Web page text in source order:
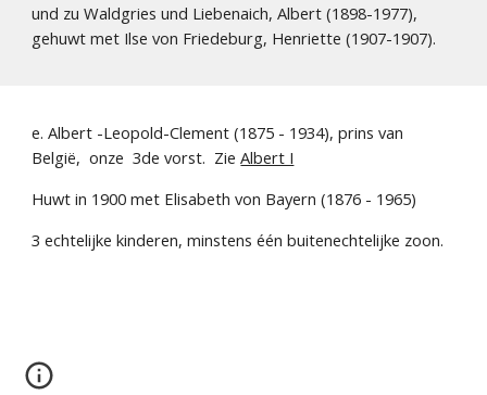
und zu Waldgries und Liebenaich, Albert (1898-1977),
gehuwt met Ilse von Friedeburg, Henriette (1907-1907).
e. Albert -Leopold-Clement (1875 - 1934), prins van
België,  onze  3de vorst.  Zie Albert I
Huwt in 1900 met Elisabeth von Bayern (1876 - 1965)
3 echtelijke kinderen, minstens één buitenechtelijke zoon.